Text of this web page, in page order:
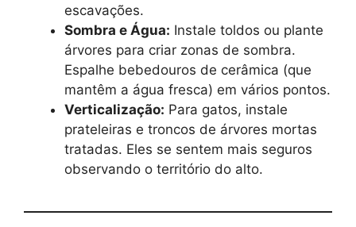
escavações.
Sombra e Água: Instale toldos ou plante
árvores para criar zonas de sombra.
Espalhe bebedouros de cerâmica (que
mantêm a água fresca) em vários pontos.
Verticalização: Para gatos, instale
prateleiras e troncos de árvores mortas
tratadas. Eles se sentem mais seguros
observando o território do alto.